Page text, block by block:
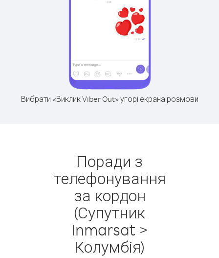
Вибрати «Виклик Viber Out» угорі екрана розмови
Поради з
телефонування
за кордон
(Супутник
Inmarsat >
Колумбія)